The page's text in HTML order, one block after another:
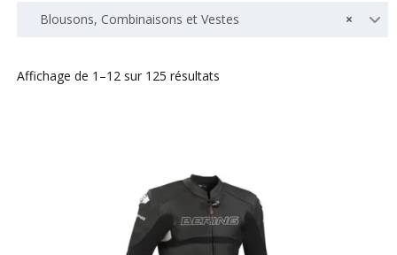
×
Blousons, Combinaisons et Vestes
Affichage de 1–12 sur 125 résultats